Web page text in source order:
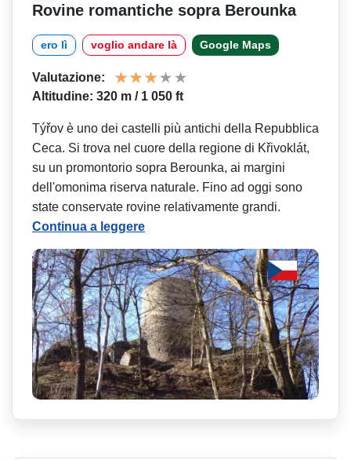
Rovine romantiche sopra Berounka
ero lì voglio andare là Google Maps
Valutazione:
Altitudine: 320 m / 1 050 ft
Týřov è uno dei castelli più antichi della Repubblica
Ceca. Si trova nel cuore della regione di Křivoklát,
su un promontorio sopra Berounka, ai margini
dell'omonima riserva naturale. Fino ad oggi sono
state conservate rovine relativamente grandi.
Continua a leggere